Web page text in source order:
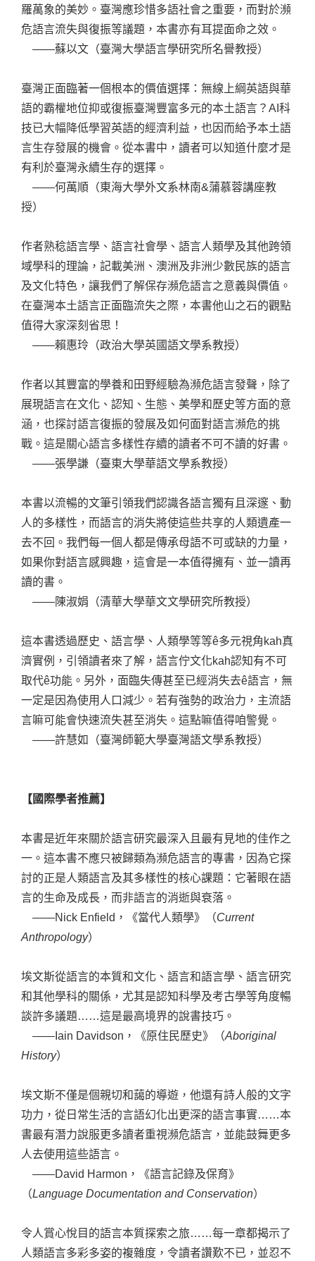
羅萬象的美妙。臺灣應珍惜多語社會之重要，而對於瀕
危語言流失與復振等議題，本書亦有耳提面命之效。
——蘇以文（臺灣大學語言學研究所名譽教授）
臺灣正面臨著一個根本的價值選擇：無線上綱英語與華
語的霸權地位抑或復振臺灣豐富多元的本土語言？AI科
技已大幅降低學習英語的經濟利益，也因而給予本土語
言生存發展的機會。從本書中，讀者可以知道什麼才是
有利於臺灣永續生存的選擇。
——何萬順（東海大學外文系林南&蒲慕蓉講座教
授）
作者熟稔語言學、語言社會學、語言人類學及其他跨領
域學科的理論，記載美洲、澳洲及非洲少數民族的語言
及文化特色，讓我們了解保存瀕危語言之意義與價值。
在臺灣本土語言正面臨流失之際，本書他山之石的觀點
值得大家深刻省思！
——賴惠玲（政治大學英國語文學系教授）
作者以其豐富的學養和田野經驗為瀕危語言發聲，除了
展現語言在文化、認知、生態、美學和歷史等方面的意
涵，也探討語言復振的發展及如何面對語言瀕危的挑
戰。這是關心語言多樣性存續的讀者不可不讀的好書。
——張學謙（臺東大學華語文學系教授）
本書以流暢的文筆引領我們認識各語言獨有且深邃、動
人的多樣性，而語言的消失將使這些共享的人類遺產一
去不回。我們每一個人都是傳承母語不可或缺的力量，
如果你對語言感興趣，這會是一本值得擁有、並一讀再
讀的書。
——陳淑娟（清華大學華文文學研究所教授）
這本書透過歷史、語言學、人類學等等ê多元視角kah真
濟實例，引領讀者來了解，語言佇文化kah認知有不可
取代ê功能。另外，面臨失傳甚至已經消失去ê語言，無
一定是因為使用人口減少。若有強勢的政治力，主流語
言嘛可能會快速流失甚至消失。這點嘛值得咱警覺。
——許慧如（臺灣師範大學臺灣語文學系教授）
【國際學者推薦】
本書是近年來關於語言研究最深入且最有見地的佳作之
一。這本書不應只被歸類為瀕危語言的專書，因為它探
討的正是人類語言及其多樣性的核心課題：它著眼在語
言的生命及成長，而非語言的消逝與衰落。
——Nick Enfield，《當代人類學》（Current
Anthropology）
埃文斯從語言的本質和文化、語言和語言學、語言研究
和其他學科的關係，尤其是認知科學及考古學等角度暢
談許多議題……這是最高境界的說書技巧。
——Iain Davidson，《原住民歷史》（Aboriginal
History）
埃文斯不僅是個親切和藹的導遊，他還有詩人般的文字
功力，從日常生活的言語幻化出更深的語言事實……本
書最有潛力說服更多讀者重視瀕危語言，並能鼓舞更多
人去使用這些語言。
——David Harmon，《語言記錄及保育》
（Language Documentation and Conservation）
令人賞心悅目的語言本質探索之旅……每一章都揭示了
人類語言多彩多姿的複雜度，令讀者讚歎不已，並忍不